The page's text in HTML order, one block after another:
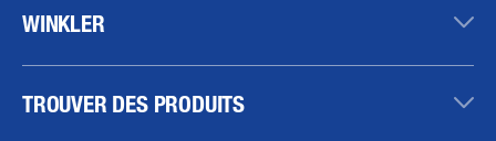
WINKLER
TROUVER DES PRODUITS